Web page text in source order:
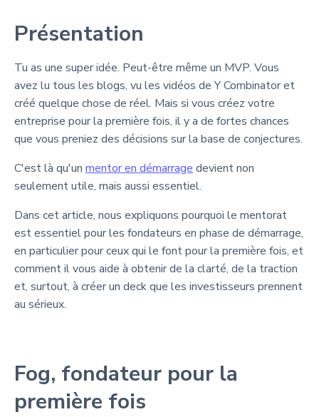
Présentation
Tu as une super idée. Peut-être même un MVP. Vous
avez lu tous les blogs, vu les vidéos de Y Combinator et
créé quelque chose de réel. Mais si vous créez votre
entreprise pour la première fois, il y a de fortes chances
que vous preniez des décisions sur la base de conjectures.
C'est là qu'un mentor en démarrage devient non
seulement utile, mais aussi essentiel.
Dans cet article, nous expliquons pourquoi le mentorat
est essentiel pour les fondateurs en phase de démarrage,
en particulier pour ceux qui le font pour la première fois, et
comment il vous aide à obtenir de la clarté, de la traction
et, surtout, à créer un deck que les investisseurs prennent
au sérieux.
Fog, fondateur pour la
première fois